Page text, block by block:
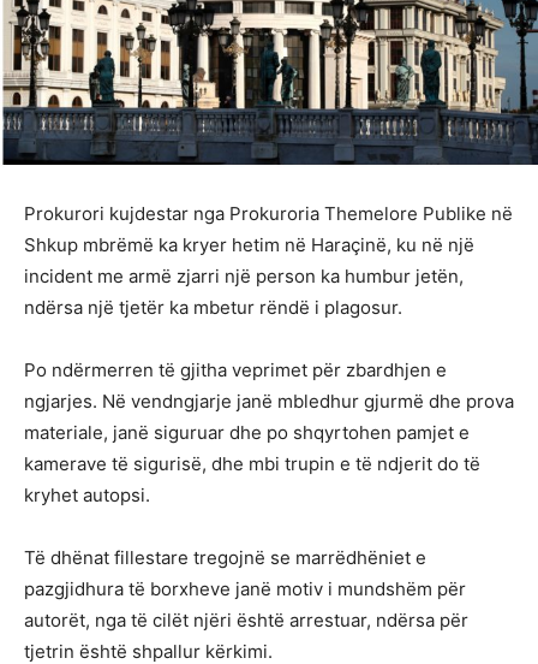
Prokurori kujdestar nga Prokuroria Themelore Publike në
Shkup mbrëmë ka kryer hetim në Haraçinë, ku në një
incident me armë zjarri një person ka humbur jetën,
ndërsa një tjetër ka mbetur rëndë i plagosur.
Po ndërmerren të gjitha veprimet për zbardhjen e
ngjarjes. Në vendngjarje janë mbledhur gjurmë dhe prova
materiale, janë siguruar dhe po shqyrtohen pamjet e
kamerave të sigurisë, dhe mbi trupin e të ndjerit do të
kryhet autopsi.
Të dhënat fillestare tregojnë se marrëdhëniet e
pazgjidhura të borxheve janë motiv i mundshëm për
autorët, nga të cilët njëri është arrestuar, ndërsa për
tjetrin është shpallur kërkimi.